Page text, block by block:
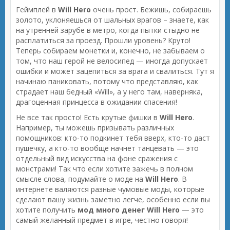
Геймплей в Will Hero очень прост. Бежишь, собираешь
золото, уклоняешься от шальных врагов – знаете, как
на утренней зарубе в метро, когда пытки стыдно не
расплатиться за проезд. Прошли уровень? Круто!
Теперь собираем монетки и, конечно, не забываем о
том, что наш герой не велосипед — иногда допускает
ошибки и может зацепиться за врага и свалиться. Тут я
начинаю паниковать, потому что представляю, как
страдает наш бедный «Will», а у него там, наверняка,
драгоценная принцесса в ожидании спасения!
Не все так просто! Есть крутые фишки в Will Hero.
Например, ты можешь призывать различных
помощников: кто-то подкинет тебя вверх, кто-то даст
пушечку, а кто-то вообще начнет танцевать — это
отдельный вид искусства на фоне сражения с
монстрами! Так что если хотите зажечь в полном
смысле слова, подумайте о моде на Will Hero. В
интернете валяются разные чумовые моды, которые
сделают вашу жизнь заметно легче, особенно если вы
хотите получить мод много денег Will Hero — это
самый желанный предмет в игре, честно говоря!